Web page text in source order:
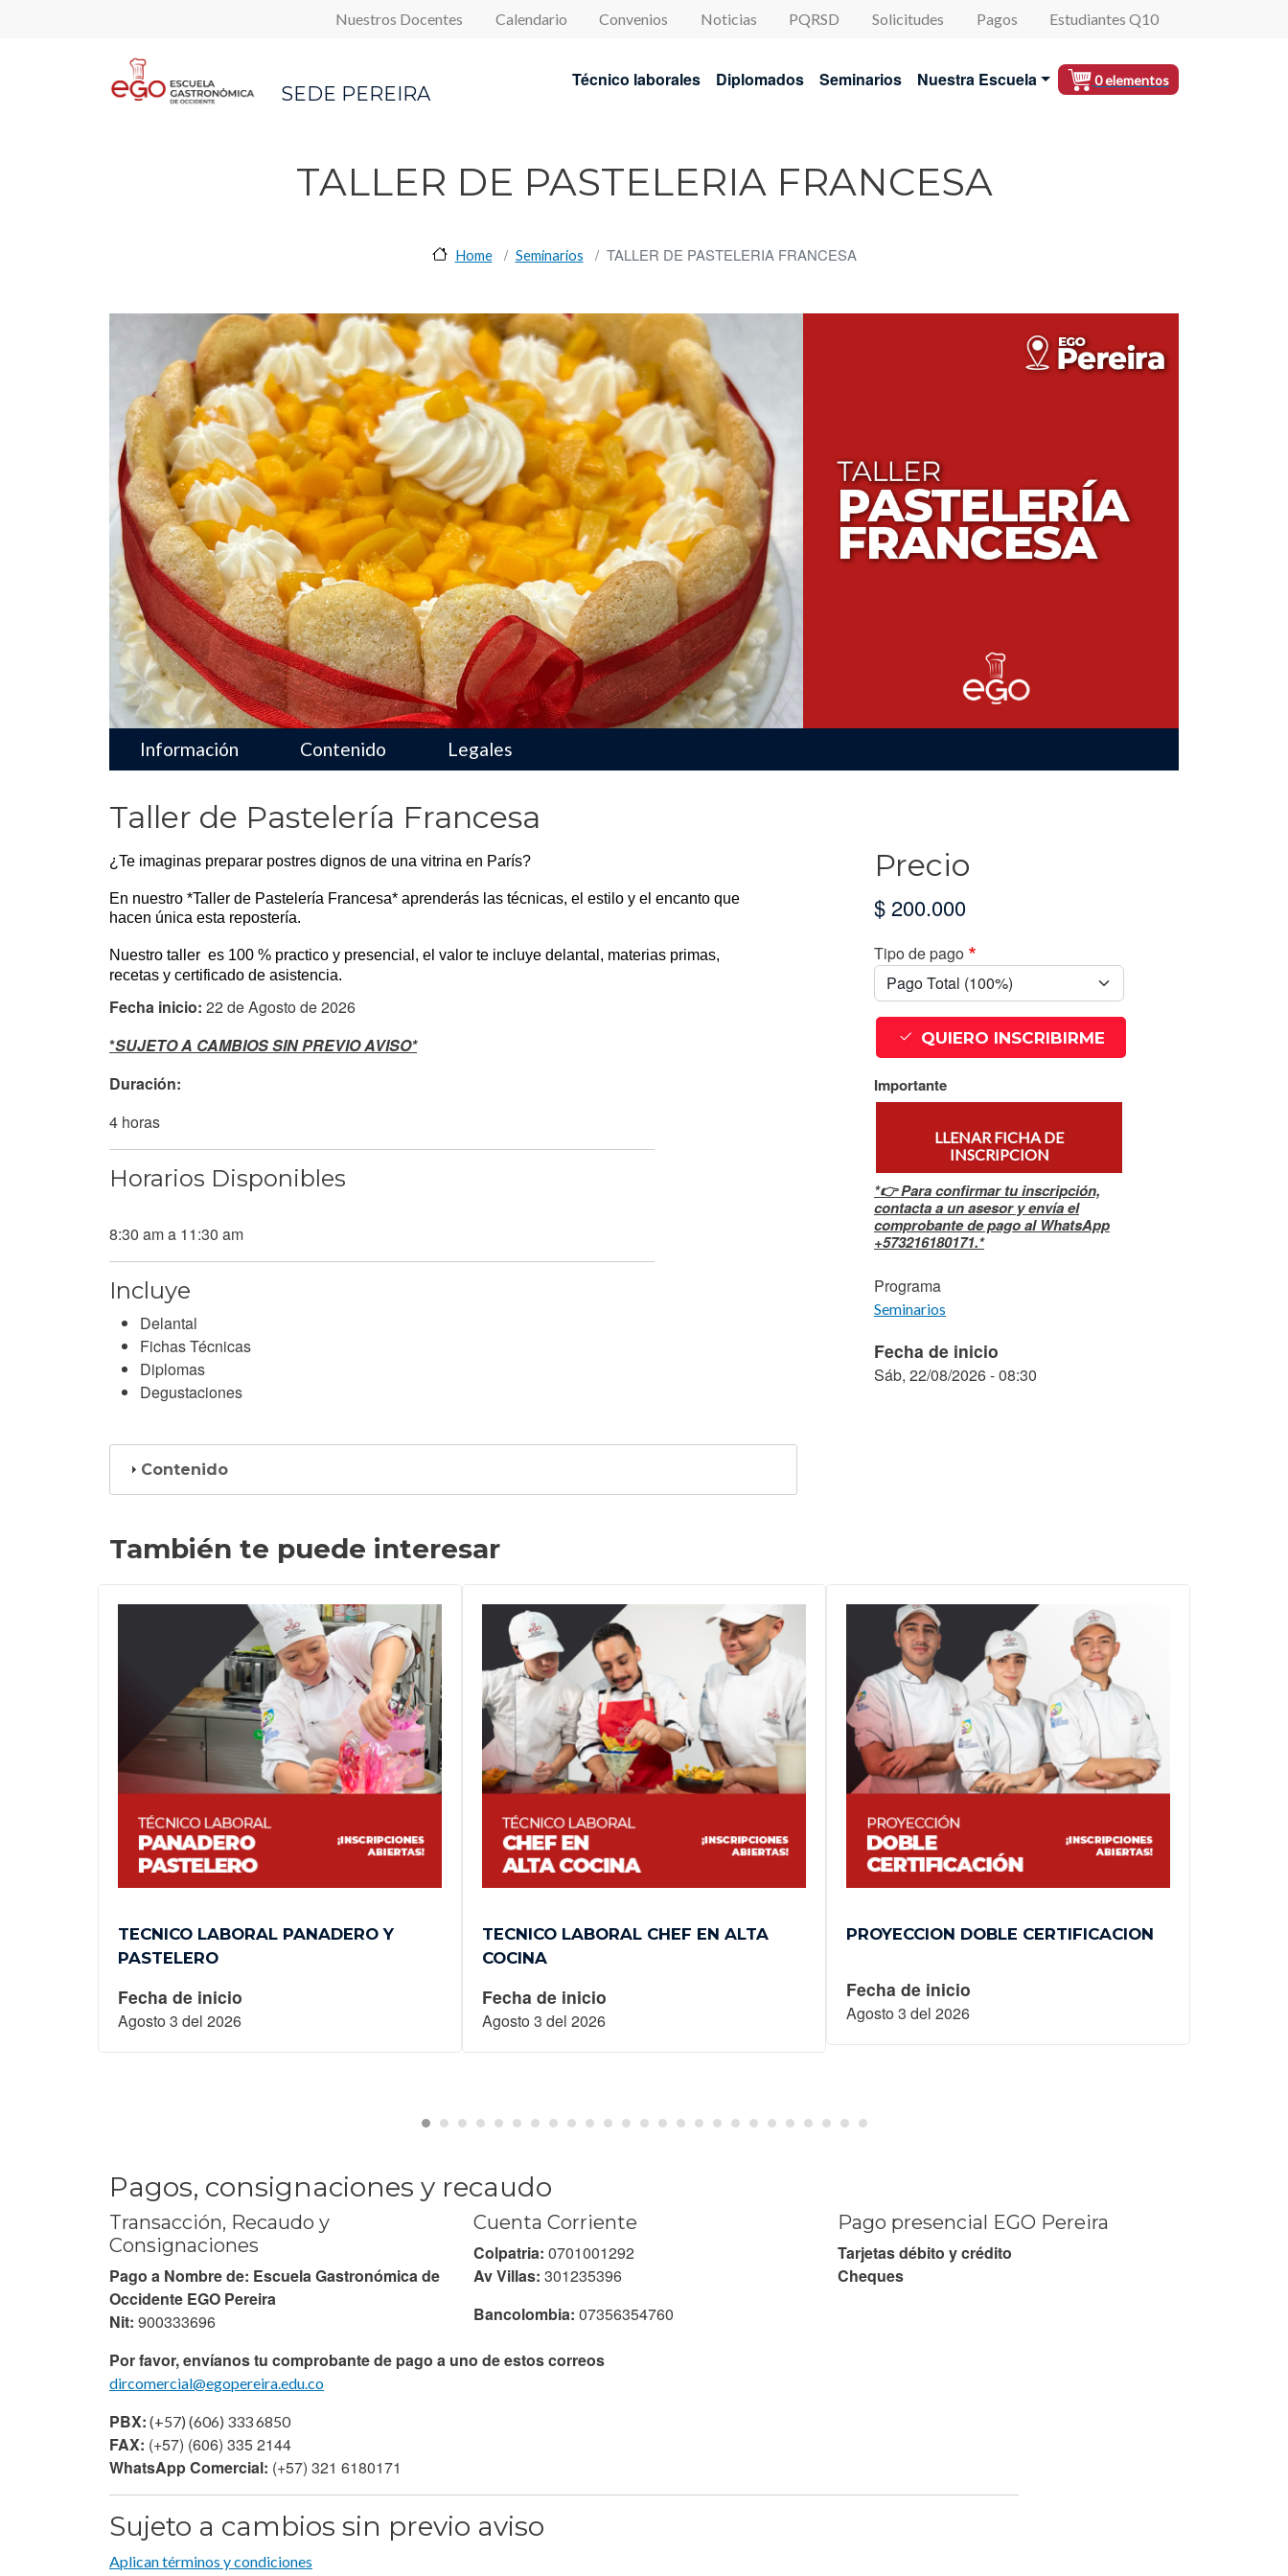
Top Menu
Nuestros Docentes Calendario Convenios Noticias PQRSD Solicitudes Pagos Estudiantes Q10
SEDE PEREIRA Navegación principal
Técnico laborales Diplomados Seminarios Nuestra Escuela 0 elementos
TALLER DE PASTELERIA FRANCESA
Home Seminarios TALLER DE PASTELERIA FRANCESA
Menu navegador producto
Información Contenido Legales
Taller de Pastelería Francesa
¿Te imaginas preparar postres dignos de una vitrina en París?
En nuestro *Taller de Pastelería Francesa* aprenderás las técnicas, el estilo y el encanto que
hacen única esta repostería.
Nuestro taller  es 100 % practico y presencial, el valor te incluye delantal, materias primas,
recetas y certificado de asistencia.
Fecha inicio: 22 de Agosto de 2026
*SUJETO A CAMBIOS SIN PREVIO AVISO*
Duración:
4 horas
Horarios Disponibles
8:30 am a 11:30 am
Incluye
Delantal
Fichas Técnicas
Diplomas
Degustaciones
Precio
$ 200.000
Tipo de pago
QUIERO INSCRIBIRME
Importante
LLENAR FICHA DE
INSCRIPCION
*👉 Para confirmar tu inscripción,
contacta a un asesor y envía el
comprobante de pago al WhatsApp
+573216180171.*
Programa
Seminarios
Fecha de inicio
Sáb, 22/08/2026 - 08:30
Contenido
También te puede interesar
TECNICO LABORAL PANADERO Y
PASTELERO
Fecha de inicio
Agosto 3 del 2026
TECNICO LABORAL CHEF EN ALTA
COCINA
Fecha de inicio
Agosto 3 del 2026
PROYECCION DOBLE CERTIFICACION
Fecha de inicio
Agosto 3 del 2026
Pagos, consignaciones y recaudo
Transacción, Recaudo y
Consignaciones
Pago a Nombre de: Escuela Gastronómica de
Occidente EGO Pereira
Nit: 900333696
Cuenta Corriente
Colpatria: 0701001292
Av Villas: 301235396
Bancolombia: 07356354760
Pago presencial EGO Pereira
Tarjetas débito y crédito
Cheques
Por favor, envíanos tu comprobante de pago a uno de estos correos
dircomercial@egopereira.edu.co
PBX: (+57) (606) 333 6850
FAX: (+57) (606) 335 2144
WhatsApp Comercial: (+57) 321 6180171
Sujeto a cambios sin previo aviso
Aplican términos y condiciones